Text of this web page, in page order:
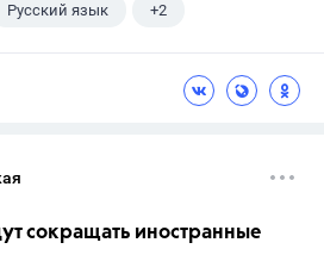
Русский язык +2
сокращать иностранные